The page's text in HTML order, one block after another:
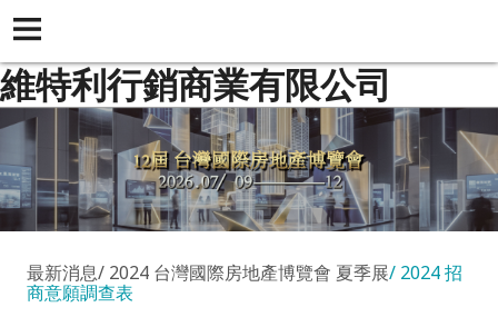
維特利行銷商業有限公司
最新消息 2024 台灣國際房地產博覽會 夏季展 2024 招
商意願調查表